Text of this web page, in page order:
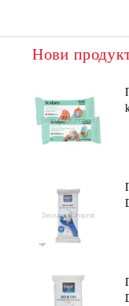
Нови